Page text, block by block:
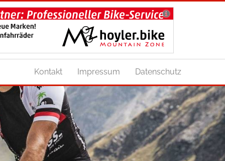
Kontakt Impressum Datenschutz